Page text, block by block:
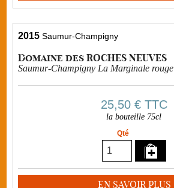
2015 Saumur-Champigny
Domaine des ROCHES NEUVES
Saumur-Champigny La Marginale rouge
25,50 €TTC
la bouteille 75cl
Qté
EN SAVOIR PLUS